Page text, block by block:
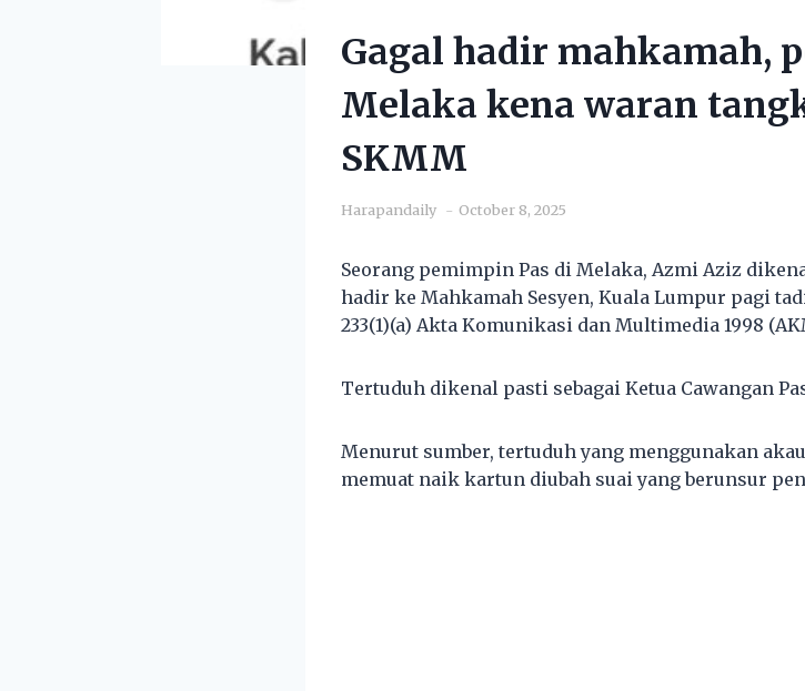
Gagal hadir mahkamah,
Melaka kena waran
SKMM
Harapandaily October 8, 2025
Seorang pemimpin Pas di Melaka, Azmi Aziz
hadir ke Mahkamah Sesyen, Kuala Lumpur pagi
233(1)(a) Akta Komunikasi dan Multimedia 1998
Tertuduh dikenal pasti sebagai Ketua Cawangan
Menurut sumber, tertuduh yang menggunakan
memuat naik kartun diubah suai yang berunsur